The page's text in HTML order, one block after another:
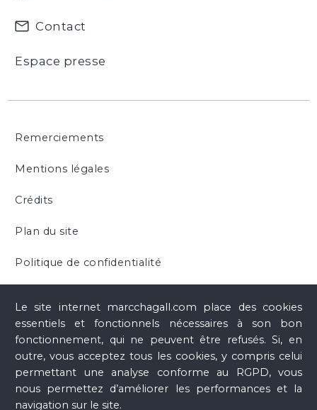
Le site internet marcchagall.com place des cookies
essentiels et fonctionnels nécessaires à son bon
fonctionnement, qui ne peuvent être refusés. Si, en
outre, vous acceptez tous les cookies, y compris celui
permettant une analyse conforme au RGPD, vous
nous permettez d’améliorer les performances et la
navigation sur le site.
Contact
Espace presse
Remerciements
Mentions légales
Crédits
Plan du site
Politique de confidentialité